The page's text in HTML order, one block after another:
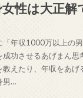
性は大正解
「年収1000万以上の
成功させるあげまん
教えたり、年収をあ
男…